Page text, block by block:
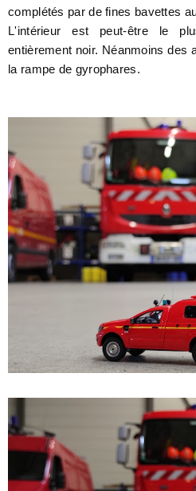
complétés par de fines bavettes
L'intérieur est peut-être le
entièrement noir. Néanmoins des
la rampe de gyrophares.